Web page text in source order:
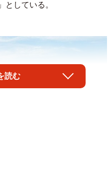
としている。
読む